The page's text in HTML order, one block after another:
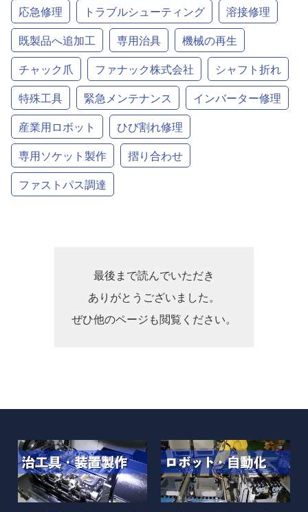
応急修理
トラブルシューティング
溶接修理
既製品へ追加工
専用治具
機械の再生
チャック爪
ファナック株式会社
シャフト折れ
特殊工具
緊急メンテナンス
インバーター修理
産業用ロボット
ひび割れ修理
専用ソケット製作
摺り合わせ
ファストパス調達
最後まで読んでいただき
ありがとうございました。
ぜひ他のページも閲覧ください。